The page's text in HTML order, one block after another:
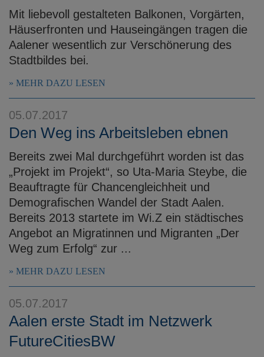
Mit liebevoll gestalteten Balkonen, Vorgärten,
Häuserfronten und Hauseingängen tragen die
Aalener wesentlich zur Verschönerung des
Stadtbildes bei.
MEHR DAZU LESEN
05.07.2017
Den Weg ins Arbeitsleben ebnen
Bereits zwei Mal durchgeführt worden ist das
„Projekt im Projekt“, so Uta-Maria Steybe, die
Beauftragte für Chancengleichheit und
Demografischen Wandel der Stadt Aalen.
Bereits 2013 startete im Wi.Z ein städtisches
Angebot an Migratinnen und Migranten „Der
Weg zum Erfolg“ zur ...
MEHR DAZU LESEN
05.07.2017
Aalen erste Stadt im Netzwerk
FutureCitiesBW